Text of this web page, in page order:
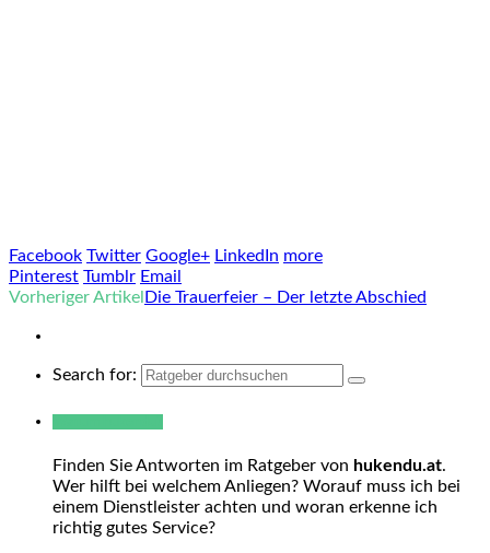
Facebook Twitter Google+ LinkedIn more
Pinterest Tumblr Email
Vorheriger Artikel Die Trauerfeier – Der letzte Abschied
Search for:
Finden Sie Antworten im Ratgeber von hukendu.at.
Wer hilft bei welchem Anliegen? Worauf muss ich bei
einem Dienstleister achten und woran erkenne ich
richtig gutes Service?